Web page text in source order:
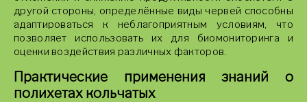
другой стороны, определённые виды червей способны
адаптироваться к неблагоприятным условиям, что
позволяет использовать их для биомониторинга и
оценки воздействия различных факторов.
Практические применения знаний о
полихетах кольчатых